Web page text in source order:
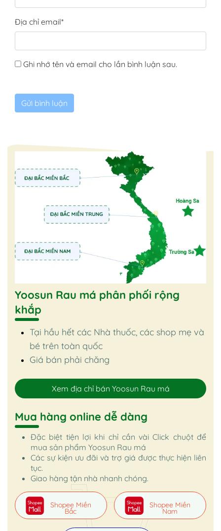
Địa chỉ email*
Ghi nhớ tên và email cho lần bình luận sau.
Yoosun Rau má phân phối rộng
khắp
Tại hầu hết các Nhà thuốc, các shop mẹ và
bé trên toàn quốc
Giá bán phải chăng
Xem địa chỉ bán Yoosun Rau má
Mua hàng online dễ dàng
Đặc biệt tiện lợi khi chỉ cần vài Click chuột để
mua sản phẩm Yoosun Rau má
Các sự kiện ưu đãi và trợ giá được thực hiện liên
tục.
Giao hàng tận nhà nhanh chóng.
Shopee Miền
Bắc
Shopee Miền
Nam